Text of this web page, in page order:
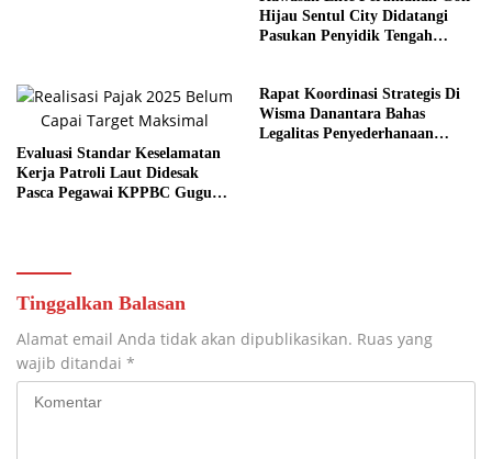
Hijau Sentul City Didatangi
Pasukan Penyidik Tengah
Evaluasi Standar Keselamatan
Kerja Patroli Laut Didesak
Pasca Pegawai KPPBC Gugur
Rapat Koordinasi Strategis Di
Wisma Danantara Bahas
Legalitas Penyederhanaan
Tinggalkan Balasan
Alamat email Anda tidak akan dipublikasikan. Ruas yang
wajib ditandai *